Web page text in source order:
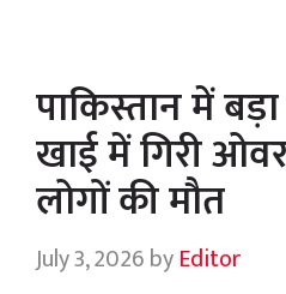
पाकिस्तान में
खाई में गिरी
लोगों की मौत
July 3, 2026byEditor